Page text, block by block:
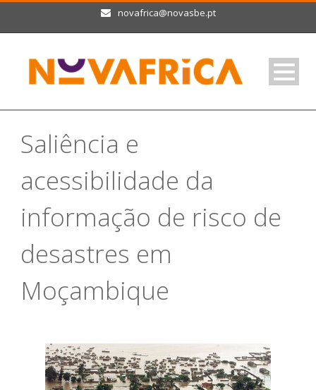
novafrica@novasbe.pt
Saliência e
acessibilidade da
informação de risco de
desastres em
Moçambique